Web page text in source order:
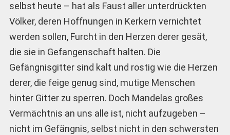
selbst heute – hat als Faust aller unterdrückten
Völker, deren Hoffnungen in Kerkern vernichtet
werden sollen, Furcht in den Herzen derer gesät,
die sie in Gefangenschaft halten. Die
Gefängnisgitter sind kalt und rostig wie die Herzen
derer, die feige genug sind, mutige Menschen
hinter Gitter zu sperren. Doch Mandelas großes
Vermächtnis an uns alle ist, nicht aufzugeben –
nicht im Gefängnis, selbst nicht in den schwersten